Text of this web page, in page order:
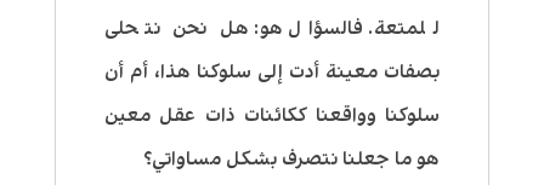
للمتعة. فالسؤال هو: هل نحن نتحلى
بصفات معينة أدت إلى سلوكنا هذا، أم أن
سلوكنا وواقعنا ككائنات ذات عقل معين
هو ما جعلنا نتصرف بشكل مساواتي؟